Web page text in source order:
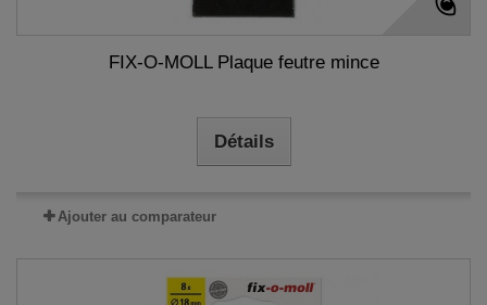
FIX-O-MOLL Plaque feutre mince
Détails
Ajouter au comparateur